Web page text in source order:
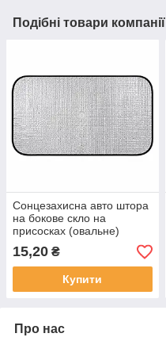
Подібні товари компанії
Сонцезахисна авто штора
на бокове скло на
присосках (овальне)
270х440мм
15,20 ₴
Купити
Про нас